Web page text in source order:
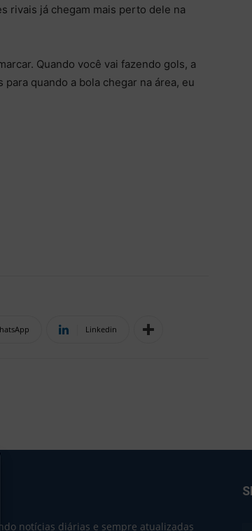
rivais já chegam mais perto dele na
Quando você vai fazendo gols, a
quando a bola chegar na área, eu
Linkedin
notícias diárias e sempre atualizadas